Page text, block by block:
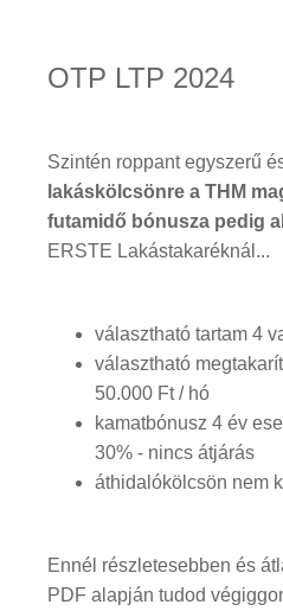
OTP LTP 2024
Szintén roppant egyszerű
lakáskölcsönre a THM
futamidő bónusza pedig
ERSTE Lakástakaréknál...
választható tartam 4
választható
50.000 Ft / hó
kamatbónusz 4 év
30% - nincs átjárás
áthidalókölcsön nem
Ennél részletesebben és
PDF alapján tudod